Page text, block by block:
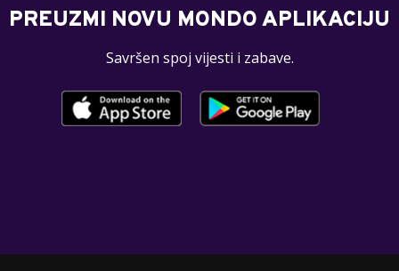
PREUZMI NOVU MONDO APLIKACIJU
Savršen spoj vijesti i zabave.